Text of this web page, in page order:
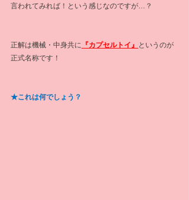
言われてみれば！という感じなのですが…？
正解は機械・中身共に 『カプセルトイ』 というのが
正式名称です！
★これは何でしょう？